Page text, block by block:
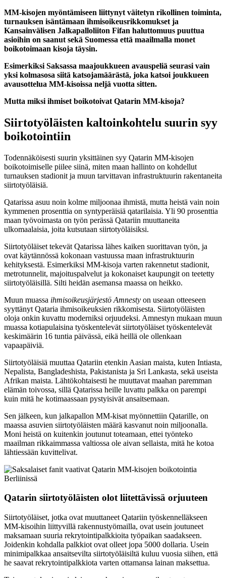
MM-kisojen myöntämiseen liittynyt väitetyn rikollinen toiminta,
turnauksen isäntämaan ihmisoikeusrikkomukset ja
Kansainvälisen Jalkapalloliiton Fifan haluttomuus puuttua
asioihin on saanut sekä Suomessa että maailmalla monet
boikotoimaan kisoja täysin.
Esimerkiksi Saksassa maajoukkueen avauspeliä seurasi vain
yksi kolmasosa siitä katsojamäärästä, joka katsoi joukkueen
avausottelua MM-kisoissa neljä vuotta sitten.
Mutta miksi ihmiset boikotoivat Qatarin MM-kisoja?
Siirtotyöläisten kaltoinkohtelu suurin syy
boikotointiin
Todennäköisesti suurin yksittäinen syy Qatarin MM-kisojen
boikotoimiselle piilee siinä, miten maan hallinto on kohdellut
turnauksen stadionit ja muun tarvittavan infrastruktuurin rakentaneita
siirtotyöläisiä.
Qatarissa asuu noin kolme miljoonaa ihmistä, mutta heistä vain noin
kymmenen prosenttia on syntyperäisiä qatarilaisia. Yli 90 prosenttia
maan työvoimasta on työn perässä Qatariin muuttaneita
ulkomaalaisia, joita kutsutaan siirtotyöläisiksi.
Siirtotyöläiset tekevät Qatarissa lähes kaiken suorittavan työn, ja
ovat käytännössä kokonaan vastuussa maan infrastruktuurin
kehityksestä. Esimerkiksi MM-kisoja varten rakennetut stadionit,
metrotunnelit, majoituspalvelut ja kokonaiset kaupungit on teetetty
siirtotyöläisillä. Silti heidän asemansa maassa on heikko.
Muun muassa ihmisoikeusjärjestö Amnesty on useaan otteeseen
syyttänyt Qataria ihmisoikeuksien rikkomisesta. Siirtotyöläisten
oloja onkin kuvattu moderniksi orjuudeksi. Amnestyn mukaan muun
muassa kotiapulaisina työskentelevät siirtotyöläiset työskentelevät
keskimäärin 16 tuntia päivässä, eikä heillä ole ollenkaan
vapaapäiviä.
Siirtotyöläisiä muuttaa Qatariin etenkin Aasian maista, kuten Intiasta,
Nepalista, Bangladeshista, Pakistanista ja Sri Lankasta, sekä useista
Afrikan maista. Lähtökohtaisesti he muuttavat maahan paremman
elämän toivossa, sillä Qatarissa heille luvattu palkka on parempi
kuin mitä he kotimaassaan pystyisivät ansaitsemaan.
Sen jälkeen, kun jalkapallon MM-kisat myönnettiin Qatarille, on
maassa asuvien siirtotyöläisten määrä kasvanut noin miljoonalla.
Moni heistä on kuitenkin joutunut toteamaan, ettei työnteko
maailman rikkaimmassa valtiossa ole aivan sellaista, mitä he kotoa
lähtiessään kuvittelivat.
Qatarin siirtotyöläisten olot liitettävissä orjuuteen
Siirtotyöläiset, jotka ovat muuttaneet Qatariin työskennelläkseen
MM-kisoihin liittyvillä rakennustyömailla, ovat usein joutuneet
maksamaan suuria rekrytointipalkkioita työpaikan saadakseen.
Joidenkin kohdalla palkkiot ovat olleet jopa 5000 dollaria. Usein
minimipalkkaa ansaitsevilta siirtotyöläisiltä kuluu vuosia siihen, että
he saavat rekrytointipalkkiota varten ottamansa lainan maksettua.